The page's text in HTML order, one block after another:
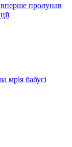
пролунав
мрія бабусі